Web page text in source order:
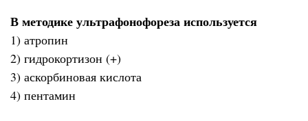
В методике ультрафонофореза используется
1) атропин
2) гидрокортизон (+)
3) аскорбиновая кислота
4) пентамин